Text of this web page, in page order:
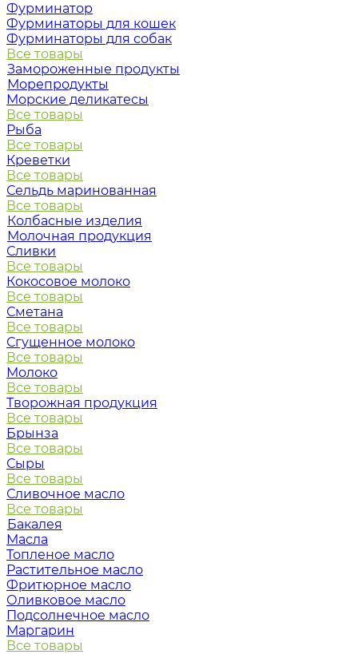
Фурминатор
Фурминаторы для кошек
Фурминаторы для собак
Все товары
Замороженные продукты
Морепродукты
Морские деликатесы
Все товары
Рыба
Все товары
Креветки
Все товары
Сельдь маринованная
Все товары
Колбасные изделия
Молочная продукция
Сливки
Все товары
Кокосовое молоко
Все товары
Сметана
Все товары
Сгущенное молоко
Все товары
Молоко
Все товары
Творожная продукция
Все товары
Брынза
Все товары
Сыры
Все товары
Сливочное масло
Все товары
Бакалея
Масла
Топленое масло
Растительное масло
Фритюрное масло
Оливковое масло
Подсолнечное масло
Маргарин
Все товары